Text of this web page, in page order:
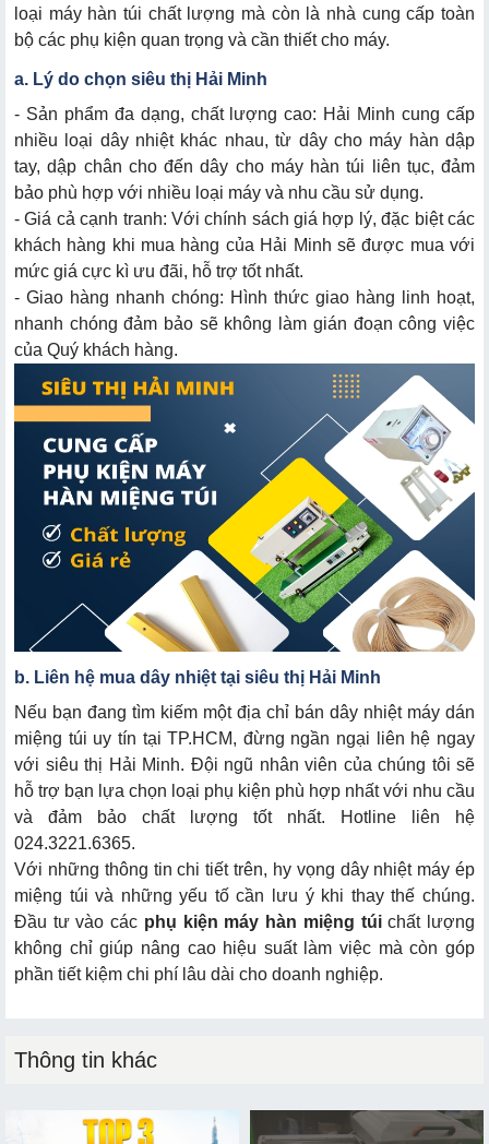
loại máy hàn túi chất lượng mà còn là nhà cung cấp toàn
bộ các phụ kiện quan trọng và cần thiết cho máy.
a. Lý do chọn siêu thị Hải Minh
- Sản phẩm đa dạng, chất lượng cao: Hải Minh cung cấp
nhiều loại dây nhiệt khác nhau, từ dây cho máy hàn dập
tay, dập chân cho đến dây cho máy hàn túi liên tục, đảm
bảo phù hợp với nhiều loại máy và nhu cầu sử dụng.
- Giá cả cạnh tranh: Với chính sách giá hợp lý, đặc biệt các
khách hàng khi mua hàng của Hải Minh sẽ được mua với
mức giá cực kì ưu đãi, hỗ trợ tốt nhất.
- Giao hàng nhanh chóng: Hình thức giao hàng linh hoạt,
nhanh chóng đảm bảo sẽ không làm gián đoạn công việc
của Quý khách hàng.
b. Liên hệ mua dây nhiệt tại siêu thị Hải Minh
Nếu bạn đang tìm kiếm một địa chỉ bán dây nhiệt máy dán
miệng túi uy tín tại TP.HCM, đừng ngần ngại liên hệ ngay
với siêu thị Hải Minh. Đội ngũ nhân viên của chúng tôi sẽ
hỗ trợ bạn lựa chọn loại phụ kiện phù hợp nhất với nhu cầu
và đảm bảo chất lượng tốt nhất. Hotline liên hệ
024.3221.6365.
Với những thông tin chi tiết trên, hy vọng dây nhiệt máy ép
miệng túi và những yếu tố cần lưu ý khi thay thế chúng.
Đầu tư vào các phụ kiện máy hàn miệng túichất lượng
không chỉ giúp nâng cao hiệu suất làm việc mà còn góp
phần tiết kiệm chi phí lâu dài cho doanh nghiệp.
Thông tin khác